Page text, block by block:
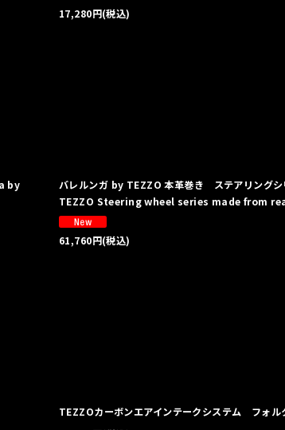
17,280円(税込)
by
バレルンガ by TEZZO 本革巻き ステアリング
TEZZO Steering wheel series made from
61,760円(税込)
TEZZOカーボンエアインテークシステム フォル